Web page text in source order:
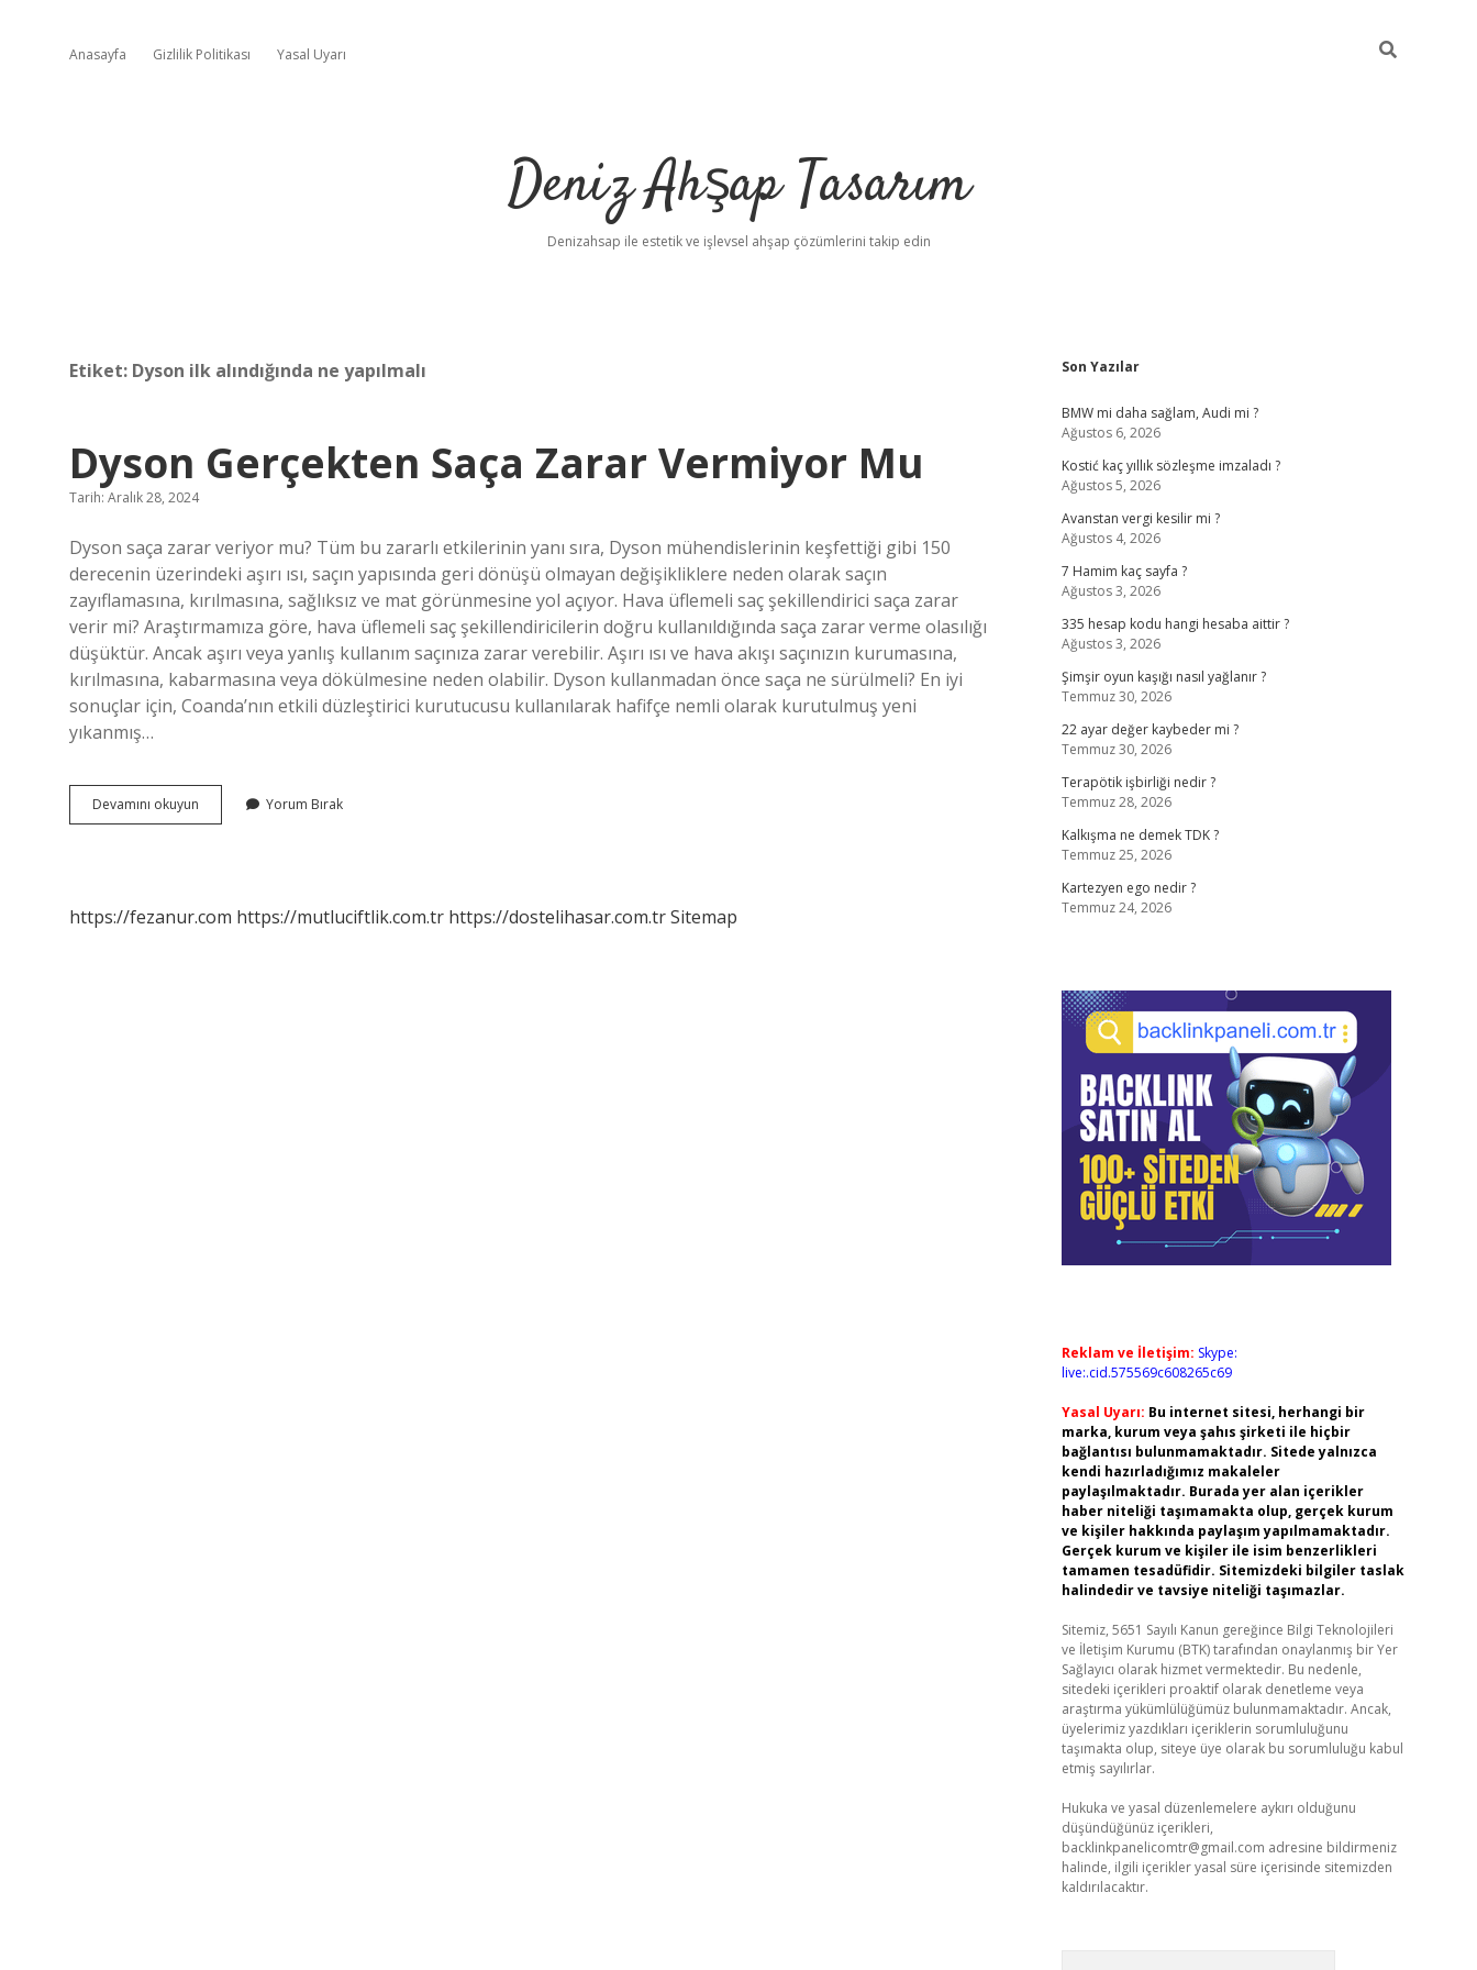
Anasayfa Gizlilik Politikası Yasal Uyarı
Deniz Ahşap Tasarım
Denizahsap ile estetik ve işlevsel ahşap çözümlerini takip edin
Etiket: Dyson ilk alındığında ne yapılmalı
Dyson Gerçekten Saça Zarar Vermiyor Mu
Tarih: Aralık 28, 2024
Dyson saça zarar veriyor mu? Tüm bu zararlı etkilerinin yanı sıra, Dyson mühendislerinin keşfettiği gibi 150
derecenin üzerindeki aşırı ısı, saçın yapısında geri dönüşü olmayan değişikliklere neden olarak saçın
zayıflamasına, kırılmasına, sağlıksız ve mat görünmesine yol açıyor. Hava üflemeli saç şekillendirici saça zarar
verir mi? Araştırmamıza göre, hava üflemeli saç şekillendiricilerin doğru kullanıldığında saça zarar verme olasılığı
düşüktür. Ancak aşırı veya yanlış kullanım saçınıza zarar verebilir. Aşırı ısı ve hava akışı saçınızın kurumasına,
kırılmasına, kabarmasına veya dökülmesine neden olabilir. Dyson kullanmadan önce saça ne sürülmeli? En iyi
sonuçlar için, Coanda’nın etkili düzleştirici kurutucusu kullanılarak hafifçe nemli olarak kurutulmuş yeni
yıkanmış…
Devamını okuyun
Gerçekten
Yorum Bırak
https://fezanur.com https://mutluciftlik.com.tr https://dostelihasar.com.trSitemap
Sidebar
Son Yazılar
BMW mi daha sağlam, Audi mi ?
Ağustos 6, 2026
Kostić kaç yıllık sözleşme imzaladı ?
Ağustos 5, 2026
Avanstan vergi kesilir mi ?
Ağustos 4, 2026
7 Hamim kaç sayfa ?
Ağustos 3, 2026
335 hesap kodu hangi hesaba aittir ?
Ağustos 3, 2026
Şimşir oyun kaşığı nasıl yağlanır ?
Temmuz 30, 2026
22 ayar değer kaybeder mi ?
Temmuz 30, 2026
Terapötik işbirliği nedir ?
Temmuz 28, 2026
Kalkışma ne demek TDK ?
Temmuz 25, 2026
Kartezyen ego nedir ?
Temmuz 24, 2026
Reklam ve İletişim: Skype:
live:.cid.575569c608265c69
Yasal Uyarı: Bu internet sitesi, herhangi bir
marka, kurum veya şahıs şirketi ile hiçbir
bağlantısı bulunmamaktadır. Sitede yalnızca
kendi hazırladığımız makaleler
paylaşılmaktadır. Burada yer alan içerikler
haber niteliği taşımamakta olup, gerçek kurum
ve kişiler hakkında paylaşım yapılmamaktadır.
Gerçek kurum ve kişiler ile isim benzerlikleri
tamamen tesadüfidir. Sitemizdeki bilgiler taslak
halindedir ve tavsiye niteliği taşımazlar.
Sitemiz, 5651 Sayılı Kanun gereğince Bilgi Teknolojileri
ve İletişim Kurumu (BTK) tarafından onaylanmış bir Yer
Sağlayıcı olarak hizmet vermektedir. Bu nedenle,
sitedeki içerikleri proaktif olarak denetleme veya
araştırma yükümlülüğümüz bulunmamaktadır. Ancak,
üyelerimiz yazdıkları içeriklerin sorumluluğunu
taşımakta olup, siteye üye olarak bu sorumluluğu kabul
etmiş sayılırlar.
Hukuka ve yasal düzenlemelere aykırı olduğunu
düşündüğünüz içerikleri,
backlinkpanelicomtr@gmail.com adresine bildirmeniz
halinde, ilgili içerikler yasal süre içerisinde sitemizden
kaldırılacaktır.